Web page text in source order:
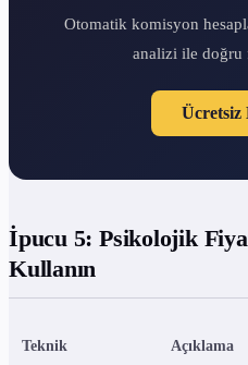
Otomatik komisyon
analizi ile doğru
Ücretsiz
İpucu 5: Psikolojik
Kullanın
Teknik Açıklama